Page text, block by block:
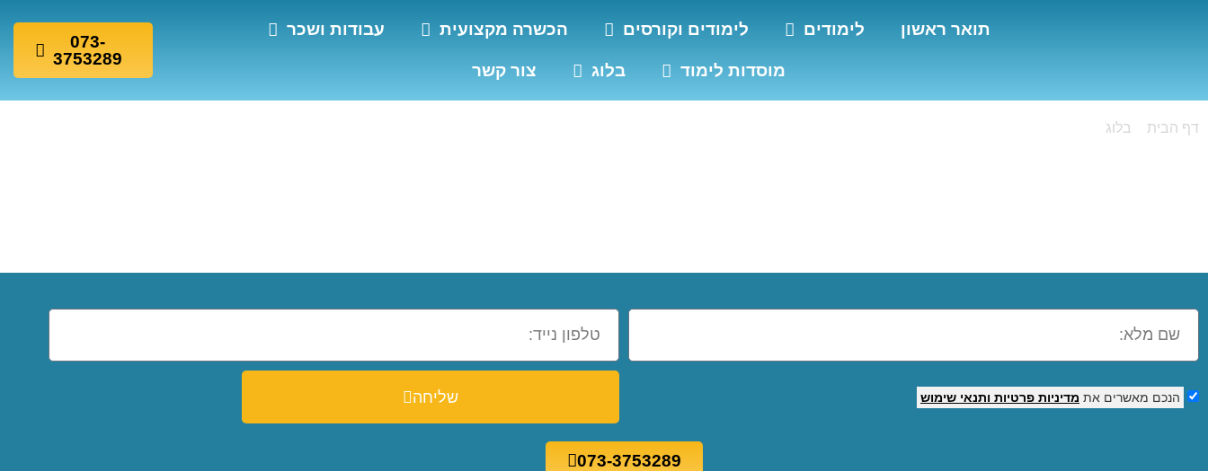
תואר ראשון לימודים לימודים וקורסים הכשרה מקצועית עבודות ושכר
מוסדות לימוד בלוג צור קשר
073-
3753289
דף הבית בלוג
הנכם מאשרים את מדיניות פרטיות ותנאי שימוש שליחה
073-3753289